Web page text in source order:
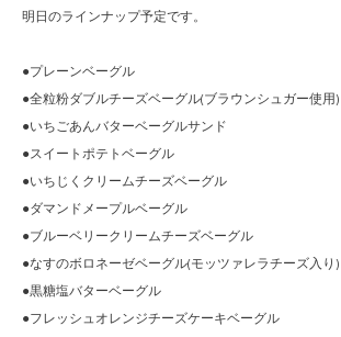
明日のラインナップ予定です。
●プレーンベーグル
●全粒粉ダブルチーズベーグル(ブラウンシュガー使用)
●いちごあんバターベーグルサンド
●スイートポテトベーグル
●いちじくクリームチーズベーグル
●ダマンドメープルベーグル
●ブルーベリークリームチーズベーグル
●なすのボロネーゼベーグル(モッツァレラチーズ入り)
●黒糖塩バターベーグル
●フレッシュオレンジチーズケーキベーグル